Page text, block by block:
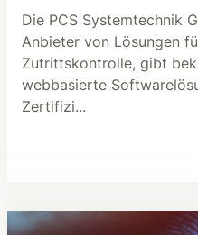
Die PCS Systemtechnik
Anbieter von Lösungen
Zutrittskontrolle, gibt
webbasierte
Zertifizi...